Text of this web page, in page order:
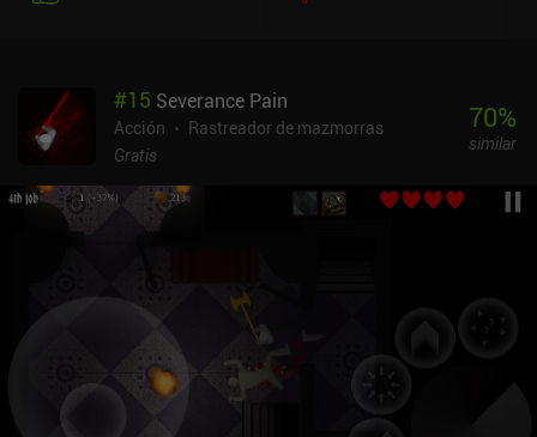
#15 Severance Pain
Acción
Rastreador de mazmorras
Gratis
70%
similar